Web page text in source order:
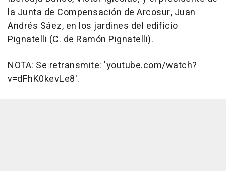
la Junta de Compensación de Arcosur, Juan
Andrés Sáez, en los jardines del edificio
Pignatelli (C. de Ramón Pignatelli).
NOTA: Se retransmite: 'youtube.com/watch?
v=dFhK0kevLe8'.